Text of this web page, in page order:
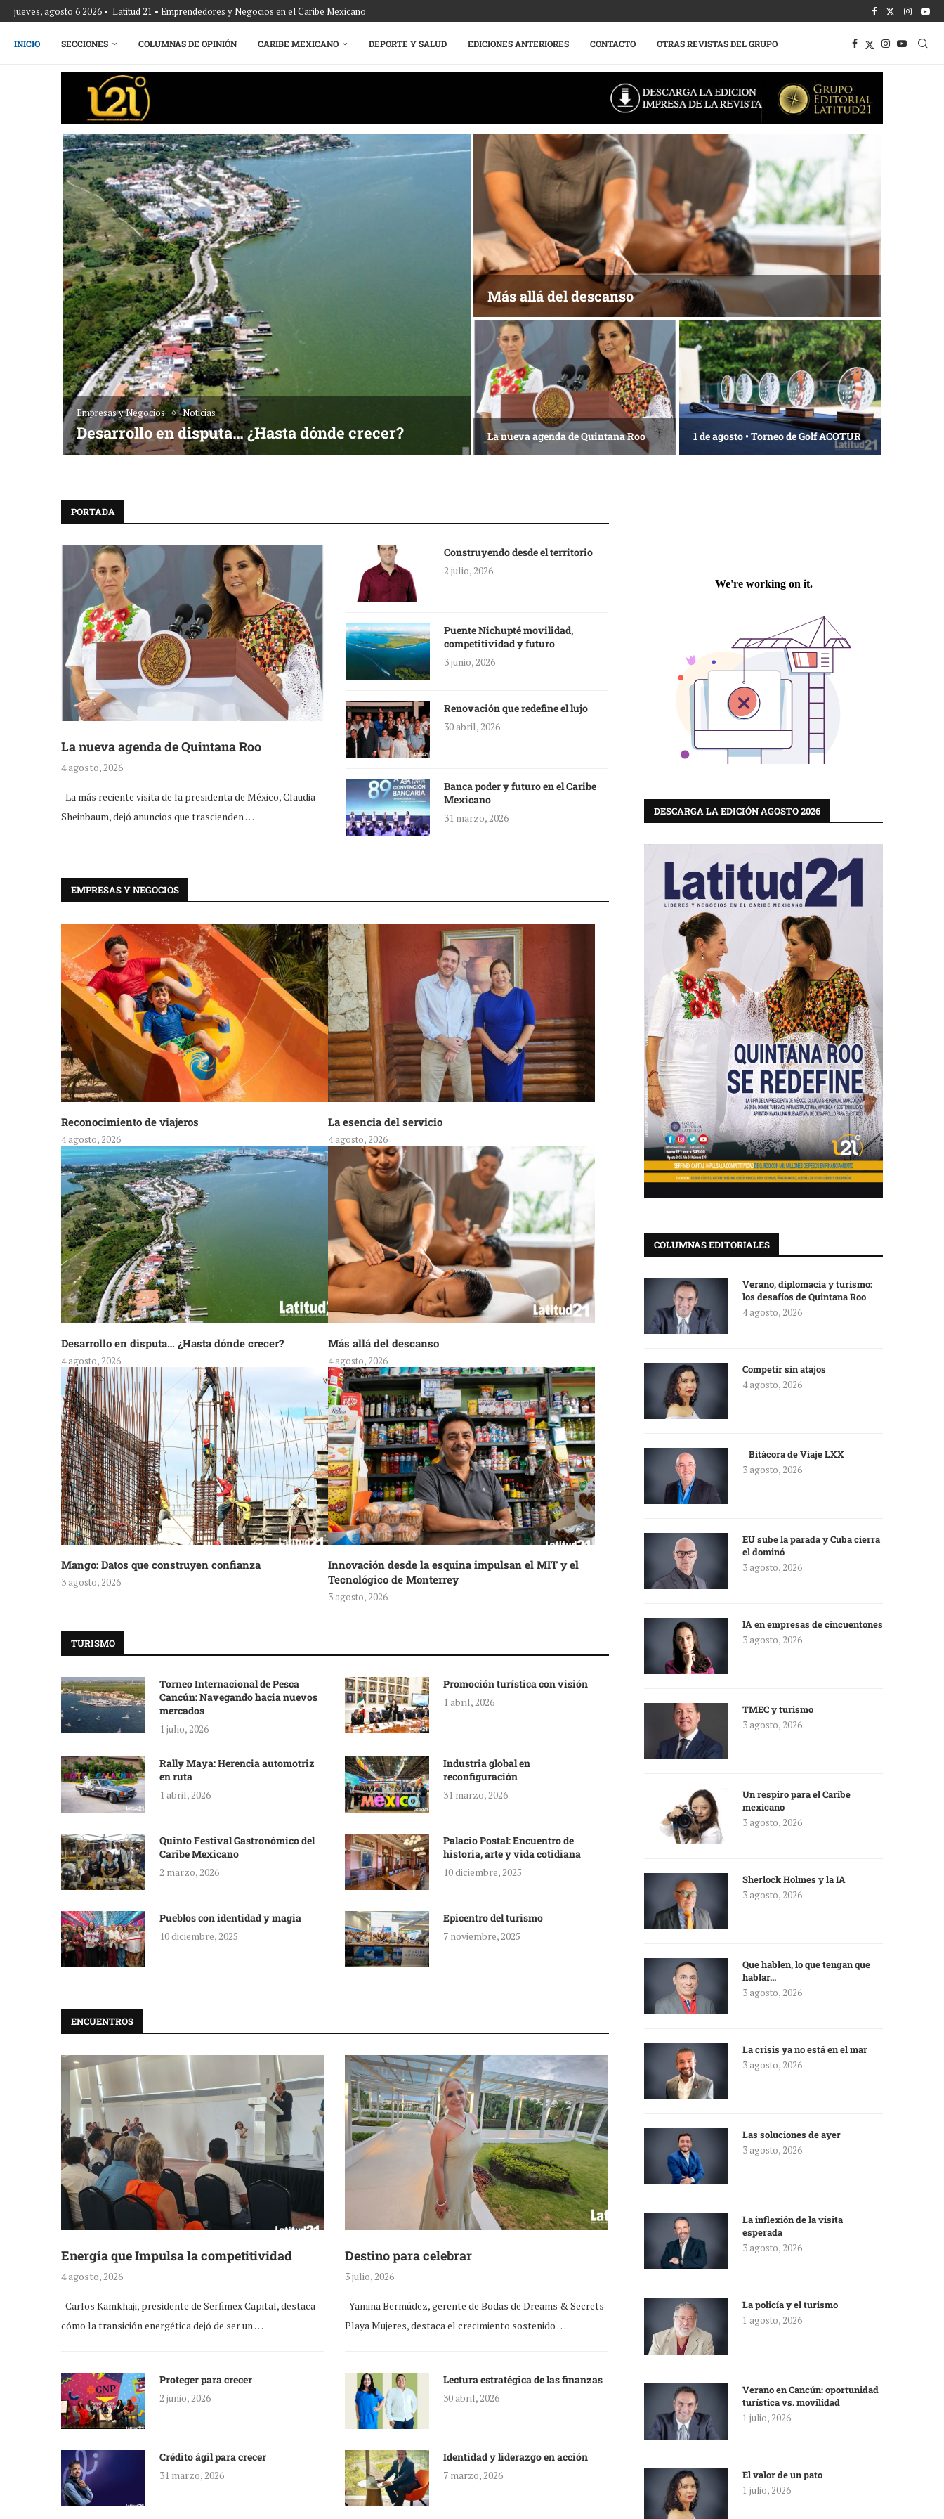
jueves, agosto 6 2026 • Latitud 21 • Emprendedores y Negocios en el Caribe Mexicano
INICIO SECCIONES COLUMNAS DE OPINIÓN CARIBE MEXICANO DEPORTE Y SALUD EDICIONES ANTERIORES CONTACTO OTRAS REVISTAS DEL GRUPO
Empresas y Negocios Noticias
Desarrollo en disputa… ¿Hasta dónde crecer?
Más allá del descanso
La nueva agenda de Quintana Roo 1 de agosto • Torneo de Golf ACOTUR
PORTADA
La nueva agenda de Quintana Roo
4 agosto, 2026
La más reciente visita de la presidenta de México, Claudia
Sheinbaum, dejó anuncios que trascienden …
Construyendo desde el territorio
2 julio, 2026
Puente Nichupté movilidad,
competitividad y futuro
3 junio, 2026
Renovación que redefine el lujo
30 abril, 2026
Banca poder y futuro en el Caribe
Mexicano
31 marzo, 2026
EMPRESAS Y NEGOCIOS
Reconocimiento de viajeros
4 agosto, 2026
La esencia del servicio
4 agosto, 2026
Desarrollo en disputa… ¿Hasta dónde crecer?
4 agosto, 2026
Más allá del descanso
4 agosto, 2026
Mango: Datos que construyen confianza
3 agosto, 2026
Innovación desde la esquina impulsan el MIT y el
Tecnológico de Monterrey
3 agosto, 2026
TURISMO
Torneo Internacional de Pesca
Cancún: Navegando hacia nuevos
mercados
1 julio, 2026
Promoción turística con visión
1 abril, 2026
Rally Maya: Herencia automotriz
en ruta
1 abril, 2026
Industria global en
reconfiguración
31 marzo, 2026
Quinto Festival Gastronómico del
Caribe Mexicano
2 marzo, 2026
Palacio Postal: Encuentro de
historia, arte y vida cotidiana
10 diciembre, 2025
Pueblos con identidad y magia
10 diciembre, 2025
Epicentro del turismo
7 noviembre, 2025
ENCUENTROS
Energía que Impulsa la competitividad
4 agosto, 2026
Carlos Kamkhaji, presidente de Serfimex Capital, destaca
cómo la transición energética dejó de ser un …
Destino para celebrar
3 julio, 2026
Yamina Bermúdez, gerente de Bodas de Dreams & Secrets
Playa Mujeres, destaca el crecimiento sostenido …
Proteger para crecer
2 junio, 2026
Lectura estratégica de las finanzas
30 abril, 2026
Crédito ágil para crecer
31 marzo, 2026
Identidad y liderazgo en acción
7 marzo, 2026
DESCARGA LA EDICIÓN AGOSTO 2026
COLUMNAS EDITORIALES
Verano, diplomacia y turismo:
los desafíos de Quintana Roo
4 agosto, 2026
Competir sin atajos
4 agosto, 2026
Bitácora de Viaje LXX
3 agosto, 2026
EU sube la parada y Cuba cierra
el dominó
3 agosto, 2026
IA en empresas de cincuentones
3 agosto, 2026
TMEC y turismo
3 agosto, 2026
Un respiro para el Caribe
mexicano
3 agosto, 2026
Sherlock Holmes y la IA
3 agosto, 2026
Que hablen, lo que tengan que
hablar…
3 agosto, 2026
La crisis ya no está en el mar
3 agosto, 2026
Las soluciones de ayer
3 agosto, 2026
La inflexión de la visita
esperada
3 agosto, 2026
La policía y el turismo
1 agosto, 2026
Verano en Cancún: oportunidad
turística vs. movilidad
1 julio, 2026
El valor de un pato
1 julio, 2026